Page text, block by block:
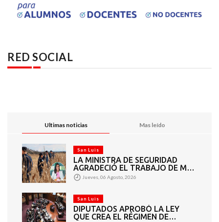
RED SOCIAL
Ultimas noticias Mas leído
San Luis
LA MINISTRA DE SEGURIDAD
AGRADECIÓ EL TRABAJO DE MÁS
DE 200 EFECTIVOS QUE
PARTICIPARON EN LA BÚSQUEDA
Jueves, 06 Agosto, 2026
San Luis
DIPUTADOS APROBÓ LA LEY
QUE CREA EL RÉGIMEN DE